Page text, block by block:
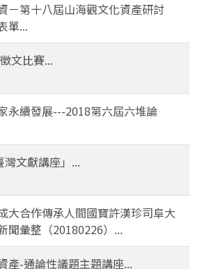
－第十八屆山海觀文化資產研討
單...
文比賽...
永續發展---2018第六屆六堆論
灣文獻講座」...
大合作傳承人間國寶許漢珍司阜大
聞彙整（20180226）...
產-通論性議題主題講座...